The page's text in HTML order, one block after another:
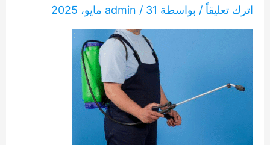
اترك تعليقاً / بواسطة admin / 31 مايو، 2025